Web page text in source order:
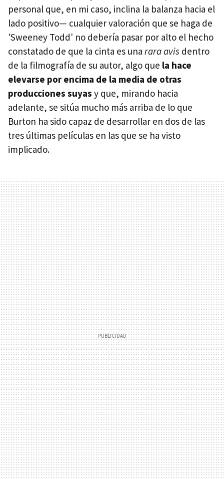
personal que, en mi caso, inclina la balanza hacia el
lado positivo— cualquier valoración que se haga de
'Sweeney Todd' no debería pasar por alto el hecho
constatado de que la cinta es una rara avis dentro
de la filmografía de su autor, algo que la hace
elevarse por encima de la media de otras
producciones suyas y que, mirando hacia
adelante, se sitúa mucho más arriba de lo que
Burton ha sido capaz de desarrollar en dos de las
tres últimas películas en las que se ha visto
implicado.